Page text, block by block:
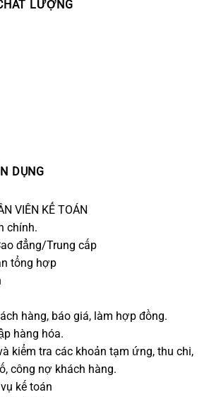
LƯỢNG
DỤNG
VIÊN KẾ TOÁN
chính.
đẳng/Trung cấp
tổng hợp
hàng, báo giá, làm hợp đồng.
hàng hóa.
kiểm tra các khoản tạm ứng, thu chi,
công nợ khách hàng.
kế toán